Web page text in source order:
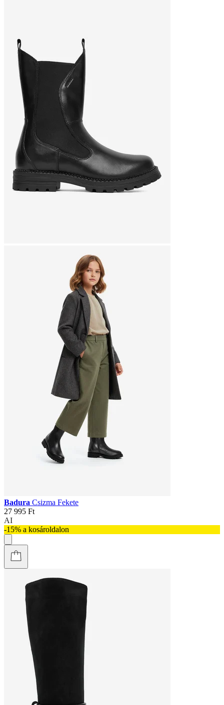
Badura Csizma Fekete
27 995 Ft
AI
-15% a kosároldalon